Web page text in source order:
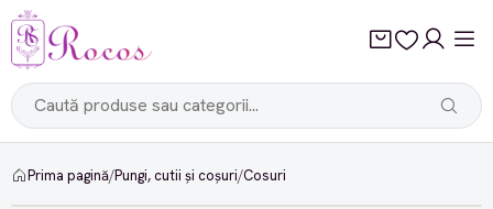
Prima pagină/Pungi, cutii și coșuri/Cosuri